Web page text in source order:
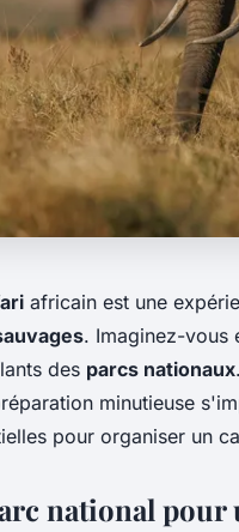
africain est une
. Imaginez-vous
des parcs nationaux
minutieuse
pour organiser un
national pour